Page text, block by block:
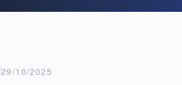
29/10/2025